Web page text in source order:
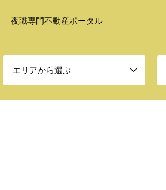
夜職専門不動産ポータル
エリアから選ぶ
on null in